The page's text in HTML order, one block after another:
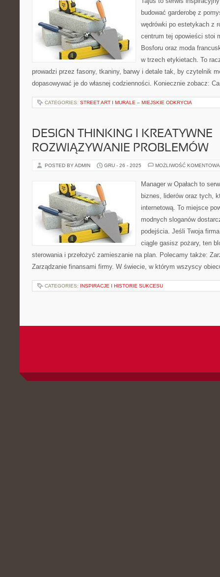
budować garderobę z
wędrówki po estetykach z
centrum tej opowieści stoi
Bosforu oraz moda
w trzech etykietach. To
prowadzi przez fasony, tkaniny, barwy i detale tak, by czytelnik
dopasowywać je do własnej codzienności. Koniecznie zobacz:
CATEGORIES: STREET ART I MURALE – MIEJSKIE ODKRYCIA
DESIGN THINKING I KREATYWNE
ROZWIĄZYWANIE PROBLEMÓW
POSTED BY ADMIN GRU - 26 - 2025 MOŻLIWOŚĆ
Manager w Opałach to
biznes, liderów oraz tych,
internetową. To miejsce
modnych sloganów
podejścia. Jeśli Twoja
ciągle gasisz pożary, ten
sterowania i przełożyć zamieszanie na plan. Polecamy także:
Zarządzanie finansami firmy. W świecie, w którym wszyscy
CATEGORIES: INSPIRACJE I HISTORIE SUKCESU